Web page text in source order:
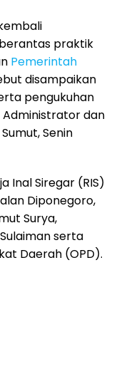
praktik
Pemerintah
disampaikan
pengukuhan
Administrator dan
Senin
Inal Siregar (RIS)
Diponegoro,
Surya,
serta
Daerah (OPD).